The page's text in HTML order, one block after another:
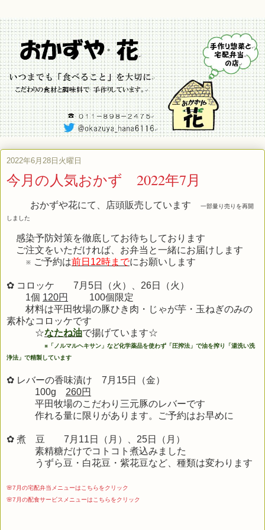
2022年6月28日火曜日
今月の人気おかず 2022年7月
おかずや花にて、店頭販売しています
一部量り売りを再開
しました
感染予防対策を徹底してお待ちしております
ご注文をいただければ、お弁当と一緒にお届けします
※ ご予約は前日12時までにお願いします
✿ コロッケ 7月5日（火）、26日（火）
1個 120円
100個限定
材料は平田牧場の豚ひき肉・じゃが芋・玉ねぎのみの
素朴なコロッケです
☆なたね油で揚げています☆
※ 「ノルマルヘキサン」など化学薬品を使わず「圧搾法」で油を搾り「湯洗い洗
浄法」で精製しています
✿ レバーの香味漬け 7月15日（金）
100g 260円
平田牧場のこだわり三元豚のレバーです
作れる量に限りがあります。ご予約はお早めに
✿ 煮 豆 7月11日（月）、25日（月）
素精糖だけでコトコト煮込みました
うずら豆・白花豆・紫花豆など、種類は変わります
🌸7月の宅配弁当メニューはこちらをクリック
🌸7月の配食サービスメニューはこちらをクリック